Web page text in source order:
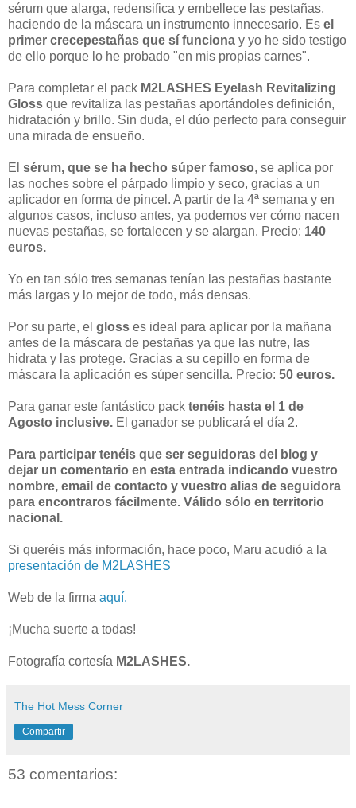
sérum que alarga, redensifica y embellece las pestañas,
haciendo de la máscara un instrumento innecesario. Es el
primer crecepestañas que sí funciona y yo he sido testigo
de ello porque lo he probado "en mis propias carnes".
Para completar el pack M2LASHES Eyelash Revitalizing
Gloss que revitaliza las pestañas aportándoles definición,
hidratación y brillo. Sin duda, el dúo perfecto para conseguir
una mirada de ensueño.
El sérum, que se ha hecho súper famoso, se aplica por
las noches sobre el párpado limpio y seco, gracias a un
aplicador en forma de pincel. A partir de la 4ª semana y en
algunos casos, incluso antes, ya podemos ver cómo nacen
nuevas pestañas, se fortalecen y se alargan. Precio: 140
euros.
Yo en tan sólo tres semanas tenían las pestañas bastante
más largas y lo mejor de todo, más densas.
Por su parte, el gloss es ideal para aplicar por la mañana
antes de la máscara de pestañas ya que las nutre, las
hidrata y las protege. Gracias a su cepillo en forma de
máscara la aplicación es súper sencilla. Precio: 50 euros.
Para ganar este fantástico pack tenéis hasta el 1 de
Agosto inclusive. El ganador se publicará el día 2.
Para participar tenéis que ser seguidoras del blog y
dejar un comentario en esta entrada indicando vuestro
nombre, email de contacto y vuestro alias de seguidora
para encontraros fácilmente. Válido sólo en territorio
nacional.
Si queréis más información, hace poco, Maru acudió a la
presentación de M2LASHES
Web de la firma aquí.
¡Mucha suerte a todas!
Fotografía cortesía M2LASHES.
The Hot Mess Corner
Compartir
53 comentarios: